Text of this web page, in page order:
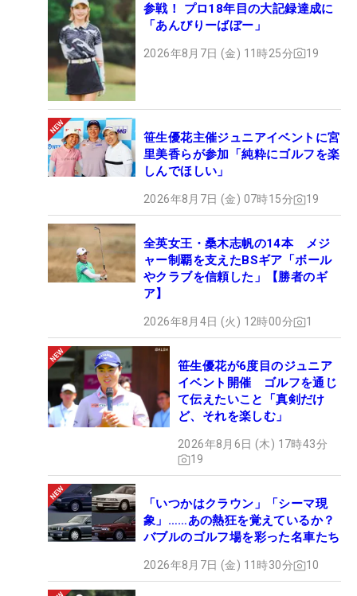
参戦！ プロ18年目の大記録達成に
「あんびりーばぼー」
2026年8月7日 (金) 11時25分 19
笹生優花主催ジュニアイベントに宮
里美香らが参加「純粋にゴルフを楽
しんでほしい」
2026年8月7日 (金) 07時15分 19
全英女王・桑木志帆の14本 メジ
ャー制覇を支えたBSギア「ボール
やクラブを信頼した」【勝者のギ
ア】
2026年8月4日 (火) 12時00分 1
笹生優花が6度目のジュニア
イベント開催 ゴルフを通じ
て伝えたいこと「真剣だけ
ど、それを楽しむ」
2026年8月6日 (木) 17時43分
19
「いつかはクラウン」「シーマ現
象」……あの熱狂を覚えているか？
バブルのゴルフ場を彩った名車たち
2026年8月7日 (金) 11時30分 10